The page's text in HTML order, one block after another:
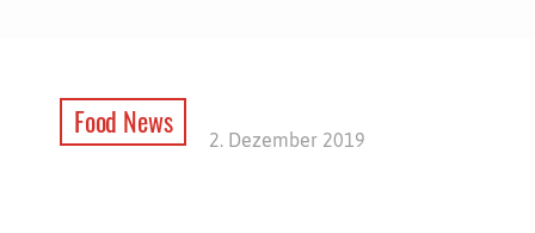
Food News 2. Dezember 2019